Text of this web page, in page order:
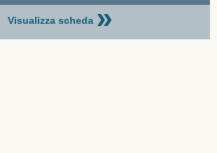
Visualizza scheda »